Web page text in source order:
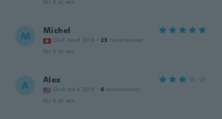
för 5 år sen
M Michel
Gick med 2016 · 23 recensioner
för 5 år sen
A Alex
Gick med 2018 · 6 recensioner
för 5 år sen